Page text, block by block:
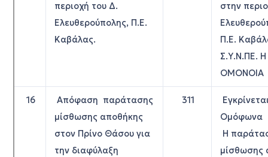
περιοχή του Δ.
Ελευθερούπολης, Π.Ε.
Καβάλας.
στην
Π.Ε.
Σ.Υ.Ν.ΠΕ. Η
ΟΜΟΝΟΙΑ
16
Απόφαση παράτασης
μίσθωσης αποθήκης
στον Πρίνο Θάσου για
την διαφύλαξη
311
Ομόφωνα
Η
μίσθωσης